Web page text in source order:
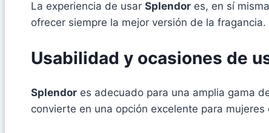
La experiencia de usar Splendor es, en sí
ofrecer siempre la mejor versión de la fragancia.
Usabilidad y ocasiones de
Splendor es adecuado para una amplia gama
convierte en una opción excelente para